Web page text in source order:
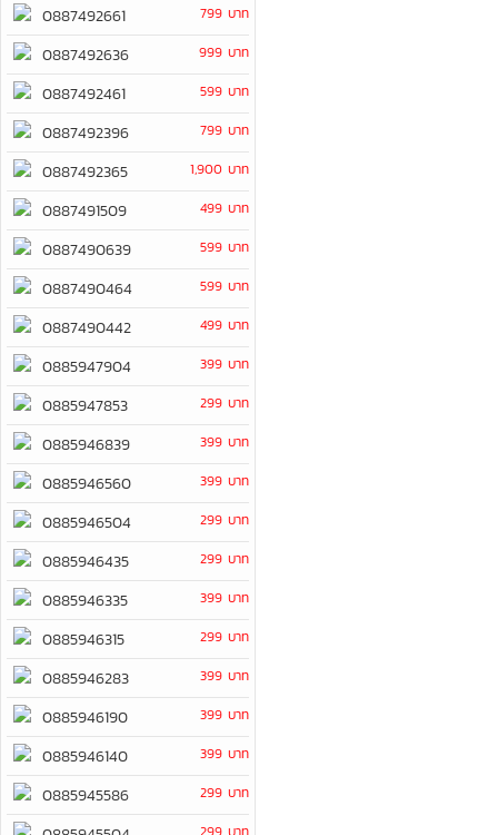
0887492661 799 บาท
0887492636 999 บาท
0887492461 599 บาท
0887492396 799 บาท
0887492365 1,900 บาท
0887491509 499 บาท
0887490639 599 บาท
0887490464 599 บาท
0887490442 499 บาท
0885947904 399 บาท
0885947853 299 บาท
0885946839 399 บาท
0885946560 399 บาท
0885946504 299 บาท
0885946435 299 บาท
0885946335 399 บาท
0885946315 299 บาท
0885946283 399 บาท
0885946190 399 บาท
0885946140 399 บาท
0885945586 299 บาท